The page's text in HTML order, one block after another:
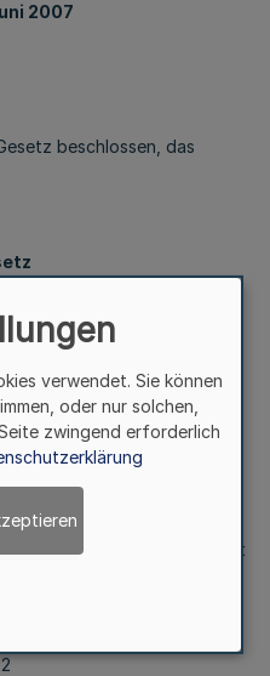
2007
beschlossen, das
bei der
Stellenobergrenzen
vom 30. April 2002 - Artikel
Gemeindeprüfungsanstalt
160) wird aufgehoben.
verwendet. Sie können
oder nur solchen,
zwingend erforderlich